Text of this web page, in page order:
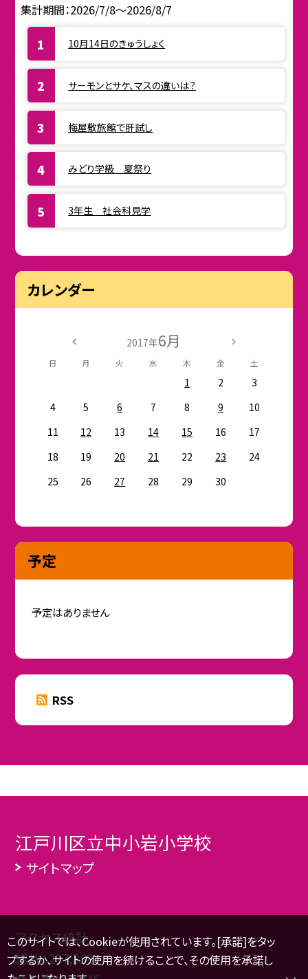
集計期間：2026/7/8～2026/8/7
10月14日のきゅうしょく
サーモンとサケ、マスの違いは？
梅屋敷旅館で肝試し
みどり学級 夏祭り
3年生 社会科見学
カレンダー
2017年6月
日 月 火 水 木 金 土
1 2
3
4
5 6 7 8 9
10
11
12 13 14 15 16
17
18
19 20 21 22 23
24
25
26 27 28 29 30
予定
予定はありません
RSS
江戸川区立中小岩小学校
サイトマップ
アクセス統計
総数：297,838
このサイトでは、Cookieが使用されています。[承諾]をタッ
プするか、サイトの使用を続けることで、その使用を承諾し